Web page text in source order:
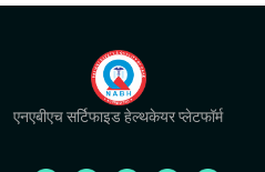
एनएबीएच सर्टिफाइड हेल्थकेयर प्लेटफॉर्म